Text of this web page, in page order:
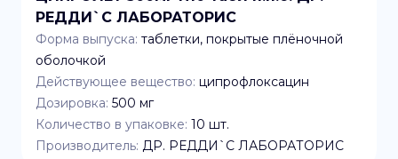
РЕДДИ`C ЛАБОРАТОРИС
Форма выпуска: таблетки, покрытые плёночной
оболочкой
Действующее вещество: ципрофлоксацин
Дозировка: 500 мг
Количество в упаковке: 10 шт.
Производитель: ДР. РЕДДИ`C ЛАБОРАТОРИС